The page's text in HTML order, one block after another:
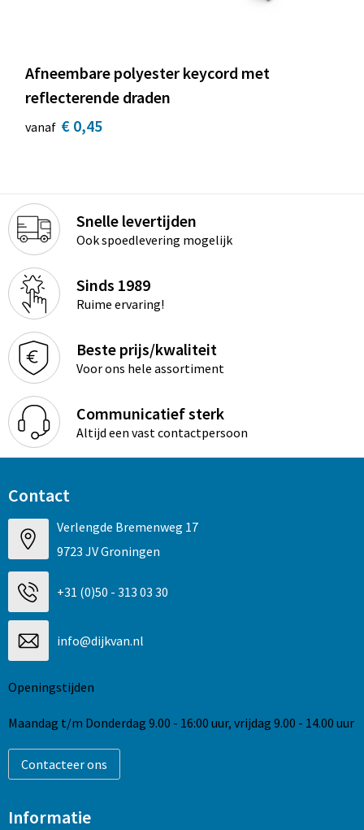
Afneembare polyester keycord met
reflecterende draden
vanaf € 0,45
Snelle levertijden
Ook spoedlevering mogelijk
Sinds 1989
Ruime ervaring!
Beste prijs/kwaliteit
Voor ons hele assortiment
Communicatief sterk
Altijd een vast contactpersoon
Contact
Verlengde Bremenweg 17
9723 JV Groningen
+31 (0)50 - 313 03 30
info@dijkvan.nl
Openingstijden
Maandag t/m Donderdag 9.00 - 16:00 uur, vrijdag 9.00 - 14.00 uur
Contacteer ons
Informatie